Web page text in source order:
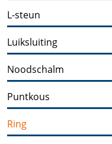
L-steun
Luiksluiting
Noodschalm
Puntkous
Ring